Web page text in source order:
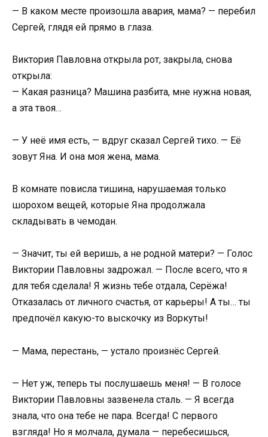
— В каком месте произошла авария, мама? — перебил
Сергей, глядя ей прямо в глаза.
Виктория Павловна открыла рот, закрыла, снова
открыла:
— Какая разница? Машина разбита, мне нужна новая,
а эта твоя…
— У неё имя есть, — вдруг сказал Сергей тихо. — Её
зовут Яна. И она моя жена, мама.
В комнате повисла тишина, нарушаемая только
шорохом вещей, которые Яна продолжала
складывать в чемодан.
— Значит, ты ей веришь, а не родной матери? — Голос
Виктории Павловны задрожал. — После всего, что я
для тебя сделала! Я жизнь тебе отдала, Серёжа!
Отказалась от личного счастья, от карьеры! А ты… ты
предпочёл какую-то выскочку из Воркуты!
— Мама, перестань, — устало произнёс Сергей.
— Нет уж, теперь ты послушаешь меня! — В голосе
Виктории Павловны зазвенела сталь. — Я всегда
знала, что она тебе не пара. Всегда! С первого
взгляда! Но я молчала, думала — перебесишься,